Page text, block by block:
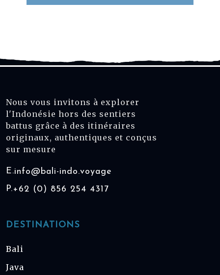
Nous vous invitons à explorer
l'Indonésie hors des sentiers
battus grâce à des itinéraires
originaux, authentiques et conçus
sur mesure
E.info@bali-indo.voyage
P.+62 (0) 856 254 4317
DESTINATIONS
Bali
Java